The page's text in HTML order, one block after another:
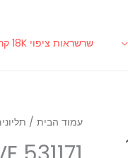
שרשראות ציפוי 18K קרט
עמוד הבית/
כמות